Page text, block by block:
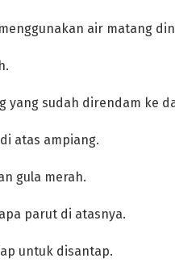
air matang
yang sudah direndam ke
atas ampiang.
gula merah.
parut di atasnya.
untuk disantap.